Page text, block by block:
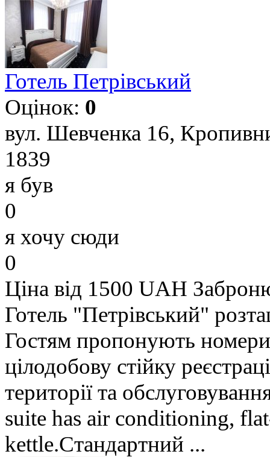
Готель Петрівський
Оцінок: 0
вул. Шевченка 16,
1839
я був
0
я хочу сюди
0
Ціна від 1500 UAH
Готель "Петрівський"
Гостям пропонують
цілодобову стійку
території та
suite has air conditioning,
kettle.Стандартний ...